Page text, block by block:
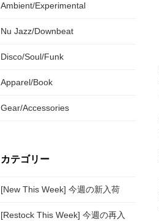
Ambient/Experimental
Nu Jazz/Downbeat
Disco/Soul/Funk
Apparel/Book
Gear/Accessories
カテゴリー
[New This Week] 今週の新入荷
[Restock This Week] 今週の再入